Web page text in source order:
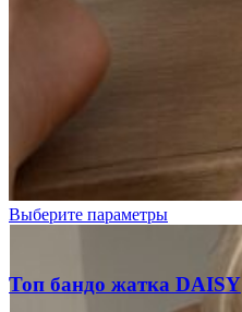
Выберите параметры
Топ бандо жатка DAISY